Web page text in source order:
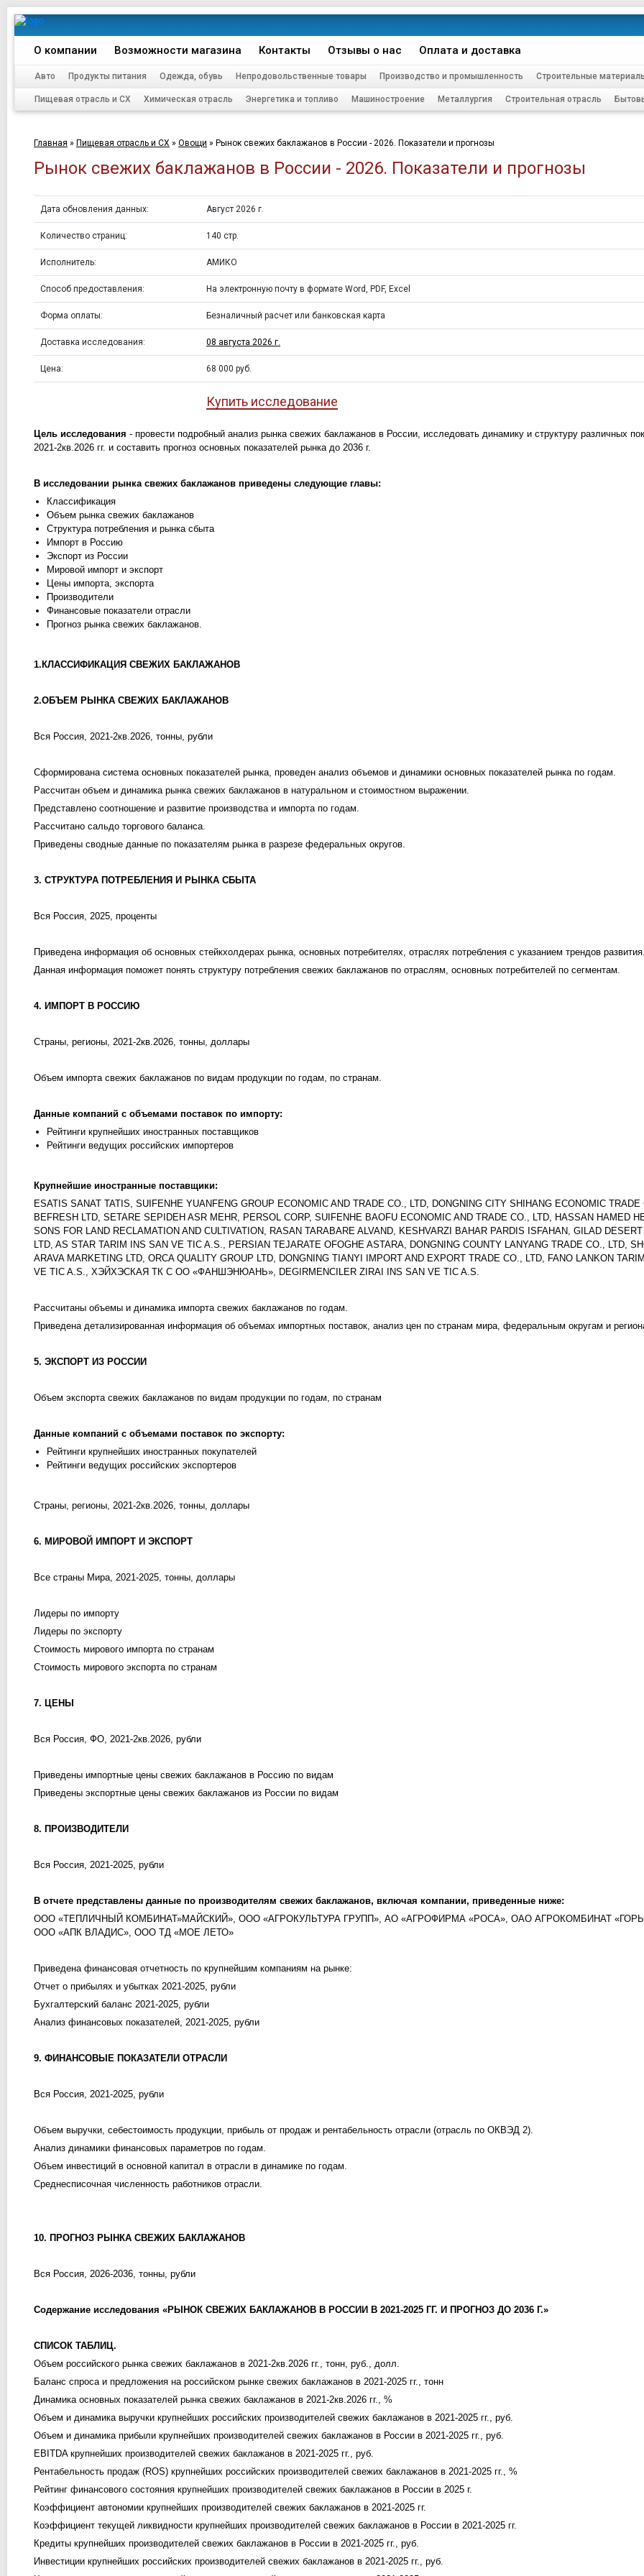
О компании Возможности магазина Контакты Отзывы о нас Оплата и доставка
Авто Продукты питания Одежда, обувь Непродовольственные товары Производство и промышленность Строительные
Пищевая отрасль и СХ Химическая отрасль Энергетика и топливо Машиностроение Металлургия Строительная отрасль
Главная » Пищевая отрасль и СХ » Овощи » Рынок свежих баклажанов в России - 2026. Показатели и прогнозы
Рынок свежих баклажанов в России - 2026. Показатели и прогнозы
Дата обновления данных: Август 2026 г.
Количество страниц: 140 стр.
Исполнитель: АМИКО
Способ предоставления: На электронную почту в формате Word, PDF, Excel
Форма оплаты: Безналичный расчет или банковская карта
Доставка исследования: 08 августа 2026 г.
Цена: 68 000 руб.
Купить исследование
Цель исследования - провести подробный анализ рынка свежих баклажанов в России, исследовать динамику и структуру различных
2021-2кв.2026 гг. и составить прогноз основных показателей рынка до 2036 г.
В исследовании рынка свежих баклажанов приведены следующие главы:
Классификация
Объем рынка свежих баклажанов
Структура потребления и рынка сбыта
Импорт в Россию
Экспорт из России
Мировой импорт и экспорт
Цены импорта, экспорта
Производители
Финансовые показатели отрасли
Прогноз рынка свежих баклажанов.
1.КЛАССИФИКАЦИЯ СВЕЖИХ БАКЛАЖАНОВ
2.ОБЪЕМ РЫНКА СВЕЖИХ БАКЛАЖАНОВ
Вся Россия, 2021-2кв.2026, тонны, рубли
Сформирована система основных показателей рынка, проведен анализ объемов и динамики основных показателей рынка по годам.
Рассчитан объем и динамика рынка свежих баклажанов в натуральном и стоимостном выражении.
Представлено соотношение и развитие производства и импорта по годам.
Рассчитано сальдо торгового баланса.
Приведены сводные данные по показателям рынка в разрезе федеральных округов.
3. СТРУКТУРА ПОТРЕБЛЕНИЯ И РЫНКА СБЫТА
Вся Россия, 2025, проценты
Приведена информация об основных стейкхолдерах рынка, основных потребителях, отраслях потребления с указанием трендов
Данная информация поможет понять структуру потребления свежих баклажанов по отраслям, основных потребителей по сегментам.
4. ИМПОРТ В РОССИЮ
Страны, регионы, 2021-2кв.2026, тонны, доллары
Объем импорта свежих баклажанов по видам продукции по годам, по странам.
Данные компаний с объемами поставок по импорту:
Рейтинги крупнейших иностранных поставщиков
Рейтинги ведущих российских импортеров
Крупнейшие иностранные поставщики:
ESATIS SANAT TATIS, SUIFENHE YUANFENG GROUP ECONOMIC AND TRADE CO., LTD, DONGNING CITY SHIHANG ECONOMIC TRADE
BEFRESH LTD, SETARE SEPIDEH ASR MEHR, PERSOL CORP, SUIFENHE BAOFU ECONOMIC AND TRADE CO., LTD, HASSAN HAMED
SONS FOR LAND RECLAMATION AND CULTIVATION, RASAN TARABARE ALVAND, KESHVARZI BAHAR PARDIS ISFAHAN, GILAD
LTD, AS STAR TARIM INS SAN VE TIC A.S., PERSIAN TEJARATE OFOGHE ASTARA, DONGNING COUNTY LANYANG TRADE CO., LTD,
ARAVA MARKETING LTD, ORCA QUALITY GROUP LTD, DONGNING TIANYI IMPORT AND EXPORT TRADE CO., LTD, FANO LANKON
VE TIC A.S., ХЭЙХЭСКАЯ ТК С ОО «ФАНШЭНЮАНЬ», DEGIRMENCILER ZIRAI INS SAN VE TIC A.S.
Рассчитаны объемы и динамика импорта свежих баклажанов по годам.
Приведена детализированная информация об объемах импортных поставок, анализ цен по странам мира, федеральным округам и
5. ЭКСПОРТ ИЗ РОССИИ
Объем экспорта свежих баклажанов по видам продукции по годам, по странам
Данные компаний с объемами поставок по экспорту:
Рейтинги крупнейших иностранных покупателей
Рейтинги ведущих российских экспортеров
Страны, регионы, 2021-2кв.2026, тонны, доллары
6. МИРОВОЙ ИМПОРТ И ЭКСПОРТ
Все страны Мира, 2021-2025, тонны, доллары
Лидеры по импорту
Лидеры по экспорту
Стоимость мирового импорта по странам
Стоимость мирового экспорта по странам
7. ЦЕНЫ
Вся Россия, ФО, 2021-2кв.2026, рубли
Приведены импортные цены свежих баклажанов в Россию по видам
Приведены экспортные цены свежих баклажанов из России по видам
8. ПРОИЗВОДИТЕЛИ
Вся Россия, 2021-2025, рубли
В отчете представлены данные по производителям свежих баклажанов, включая компании, приведенные ниже:
ООО «ТЕПЛИЧНЫЙ КОМБИНАТ»МАЙСКИЙ», ООО «АГРОКУЛЬТУРА ГРУПП», АО «АГРОФИРМА «РОСА», ОАО АГРОКОМБИНАТ
ООО «АПК ВЛАДИС», ООО ТД «МОЕ ЛЕТО»
Приведена финансовая отчетность по крупнейшим компаниям на рынке:
Отчет о прибылях и убытках 2021-2025, рубли
Бухгалтерский баланс 2021-2025, рубли
Анализ финансовых показателей, 2021-2025, рубли
9. ФИНАНСОВЫЕ ПОКАЗАТЕЛИ ОТРАСЛИ
Вся Россия, 2021-2025, рубли
Объем выручки, себестоимость продукции, прибыль от продаж и рентабельность отрасли (отрасль по ОКВЭД 2).
Анализ динамики финансовых параметров по годам.
Объем инвестиций в основной капитал в отрасли в динамике по годам.
Среднесписочная численность работников отрасли.
10. ПРОГНОЗ РЫНКА СВЕЖИХ БАКЛАЖАНОВ
Вся Россия, 2026-2036, тонны, рубли
Содержание исследования «РЫНОК СВЕЖИХ БАКЛАЖАНОВ В РОССИИ В 2021-2025 ГГ. И ПРОГНОЗ ДО 2036 Г.»
СПИСОК ТАБЛИЦ.
Объем российского рынка свежих баклажанов в 2021-2кв.2026 гг., тонн, руб., долл.
Баланс спроса и предложения на российском рынке свежих баклажанов в 2021-2025 гг., тонн
Динамика основных показателей рынка свежих баклажанов в 2021-2кв.2026 гг., %
Объем и динамика выручки крупнейших российских производителей свежих баклажанов в 2021-2025 гг., руб.
Объем и динамика прибыли крупнейших производителей свежих баклажанов в России в 2021-2025 гг., руб.
EBITDA крупнейших производителей свежих баклажанов в 2021-2025 гг., руб.
Рентабельность продаж (ROS) крупнейших российских производителей свежих баклажанов в 2021-2025 гг., %
Рейтинг финансового состояния крупнейших производителей свежих баклажанов в России в 2025 г.
Коэффициент автономии крупнейших производителей свежих баклажанов в 2021-2025 гг.
Коэффициент текущей ликвидности крупнейших производителей свежих баклажанов в России в 2021-2025 гг.
Кредиты крупнейших производителей свежих баклажанов в России в 2021-2025 гг., руб.
Инвестиции крупнейших российских производителей свежих баклажанов в 2021-2025 гг., руб.